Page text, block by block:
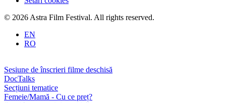
© 2026 Astra Film Festival. All rights reserved.
EN
RO
Sesiune de înscrieri filme deschisă
DocTalks
Secțiuni tematice
Femeie/Mamă - Cu ce preț?